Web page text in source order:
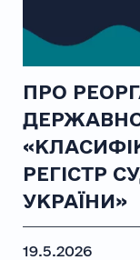
ПРО
РЕГІСТР
УКРАЇНИ»
19.5.2026